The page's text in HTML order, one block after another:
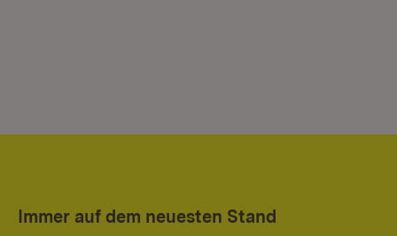
Immer auf dem neuesten Stand